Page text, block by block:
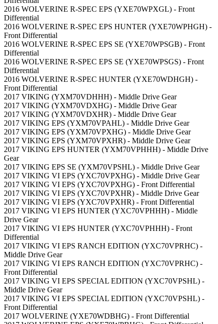
2016 WOLVERINE R-SPEC EPS (YXE70WPXGL) - Front
Differential
2016 WOLVERINE R-SPEC EPS HUNTER (YXE70WPHGH) -
Front Differential
2016 WOLVERINE R-SPEC EPS SE (YXE70WPSGB) - Front
Differential
2016 WOLVERINE R-SPEC EPS SE (YXE70WPSGS) - Front
Differential
2016 WOLVERINE R-SPEC HUNTER (YXE70WDHGH) -
Front Differential
2017 VIKING (YXM70VDHHH) - Middle Drive Gear
2017 VIKING (YXM70VDXHG) - Middle Drive Gear
2017 VIKING (YXM70VDXHR) - Middle Drive Gear
2017 VIKING EPS (YXM70VPAHL) - Middle Drive Gear
2017 VIKING EPS (YXM70VPXHG) - Middle Drive Gear
2017 VIKING EPS (YXM70VPXHR) - Middle Drive Gear
2017 VIKING EPS HUNTER (YXM70VPHHH) - Middle Drive
Gear
2017 VIKING EPS SE (YXM70VPSHL) - Middle Drive Gear
2017 VIKING VI EPS (YXC70VPXHG) - Middle Drive Gear
2017 VIKING VI EPS (YXC70VPXHG) - Front Differential
2017 VIKING VI EPS (YXC70VPXHR) - Middle Drive Gear
2017 VIKING VI EPS (YXC70VPXHR) - Front Differential
2017 VIKING VI EPS HUNTER (YXC70VPHHH) - Middle
Drive Gear
2017 VIKING VI EPS HUNTER (YXC70VPHHH) - Front
Differential
2017 VIKING VI EPS RANCH EDITION (YXC70VPRHC) -
Middle Drive Gear
2017 VIKING VI EPS RANCH EDITION (YXC70VPRHC) -
Front Differential
2017 VIKING VI EPS SPECIAL EDITION (YXC70VPSHL) -
Middle Drive Gear
2017 VIKING VI EPS SPECIAL EDITION (YXC70VPSHL) -
Front Differential
2017 WOLVERINE (YXE70WDBHG) - Front Differential